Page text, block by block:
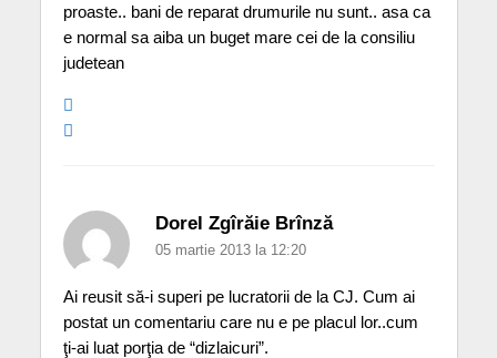
proaste.. bani de reparat drumurile nu sunt.. asa ca
e normal sa aiba un buget mare cei de la consiliu
judetean
Dorel Zgîrăie Brînză
05 martie 2013 la 12:20
Ai reusit să-i superi pe lucratorii de la CJ. Cum ai
postat un comentariu care nu e pe placul lor..cum
ţi-ai luat porţia de “dizlaicuri”.